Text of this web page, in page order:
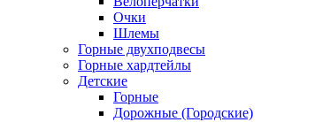
Очки
Шлемы
Горные двухподвесы
Горные хардтейлы
Детские
Горные
Дорожные (Городские)